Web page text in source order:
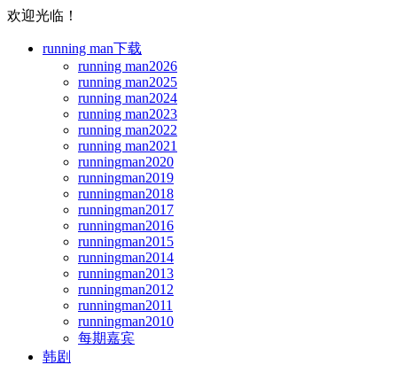
欢迎光临！
running man下载
running man2026
running man2025
running man2024
running man2023
running man2022
running man2021
runningman2020
runningman2019
runningman2018
runningman2017
runningman2016
runningman2015
runningman2014
runningman2013
runningman2012
runningman2011
runningman2010
每期嘉宾
韩剧